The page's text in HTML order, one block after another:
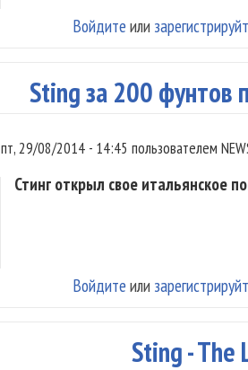
Войдите или
Sting за 200 фунтов
пт, 29/08/2014 - 14:45 пользователем
Стинг открыл свое итальянское
Войдите или
Sting - The